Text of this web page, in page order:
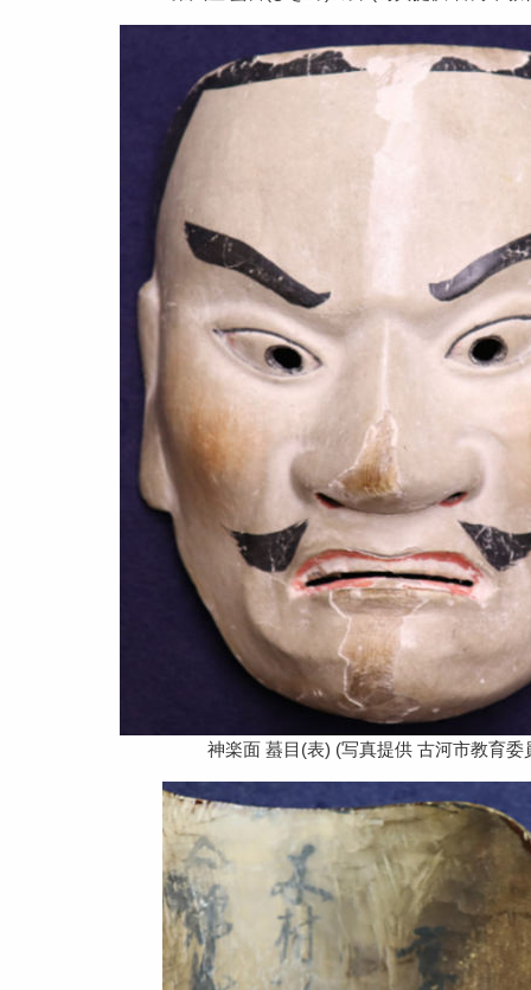
神楽面 蟇目(表) (写真提供 古河市教育委